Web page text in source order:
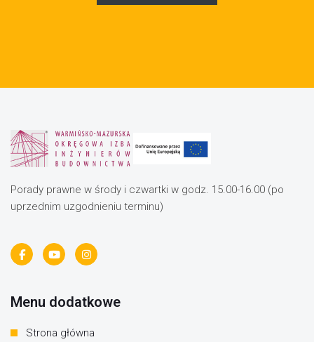
Porady prawne w środy i czwartki w godz. 15.00-16.00 (po
uprzednim uzgodnieniu terminu)
Menu dodatkowe
Strona główna